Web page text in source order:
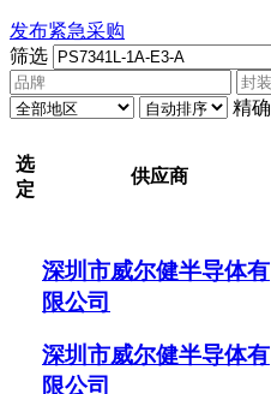
发布紧急采购
筛选
精确
选
定
供应商
深圳市威尔健半导体有
限公司
深圳市威尔健半导体有
限公司